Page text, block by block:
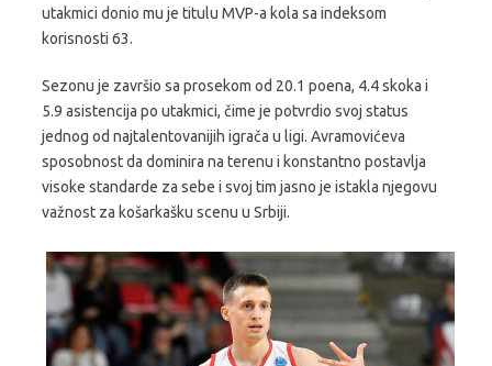
utakmici donio mu je titulu MVP-a kola sa indeksom
korisnosti 63.
Sezonu je završio sa prosekom od 20.1 poena, 4.4 skoka i
5.9 asistencija po utakmici, čime je potvrdio svoj status
jednog od najtalentovanijih igrača u ligi. Avramovićeva
sposobnost da dominira na terenu i konstantno postavlja
visoke standarde za sebe i svoj tim jasno je istakla njegovu
važnost za košarkašku scenu u Srbiji.